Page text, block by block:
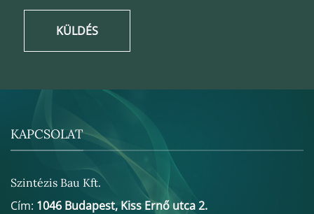
KÜLDÉS
KAPCSOLAT
Szintézis Bau Kft.
Cím: 1046 Budapest, Kiss Ernő utca 2.